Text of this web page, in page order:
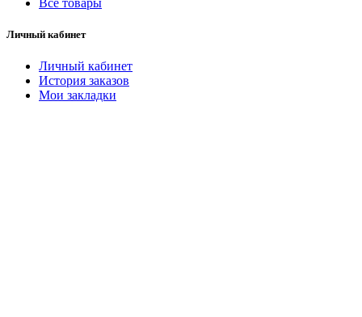
Все товары
Личный кабинет
Личный кабинет
История заказов
Мои закладки